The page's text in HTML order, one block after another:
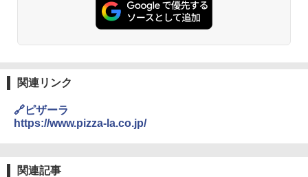
￥2,294
3
パニー
[山善] スチームオーブンレンジ 25L 一人
関連リンク
🔗ピザーラ
https://www.pizza-la.co.jp/
関連記事